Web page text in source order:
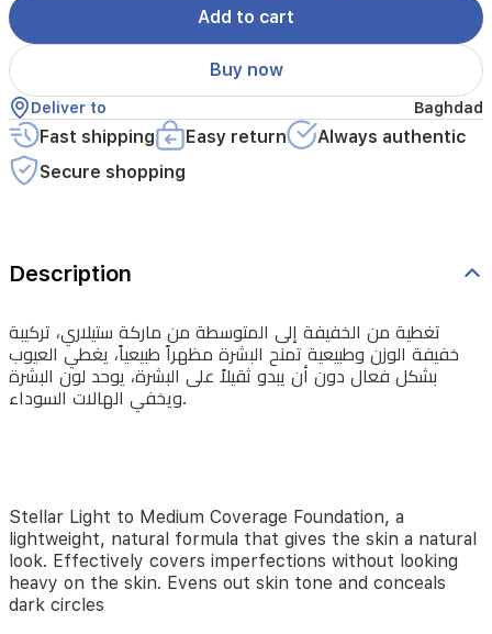
خفيفة
الوزن
وطبيعية
تمنح
البشرة
مظهراً
العيوب
فعال
دون
على
البشرة،
يوحد
لون
Add to cart
Buy now
Deliver to Baghdad
Fast shipping Easy return
Always authentic
Secure shopping
Description
تغطية من الخفيفة إلى المتوسطة من ماركة ستيلاري، تركيبة
خفيفة الوزن وطبيعية تمنح البشرة مظهراً طبيعياً، يغطي العيوب
بشكل فعال دون أن يبدو ثقيلاً على البشرة، يوحد لون البشرة
ويخفي الهالات السوداء.
Stellar Light to Medium Coverage Foundation, a
lightweight, natural formula that gives the skin a natural
look. Effectively covers imperfections without looking
heavy on the skin. Evens out skin tone and conceals
dark circles